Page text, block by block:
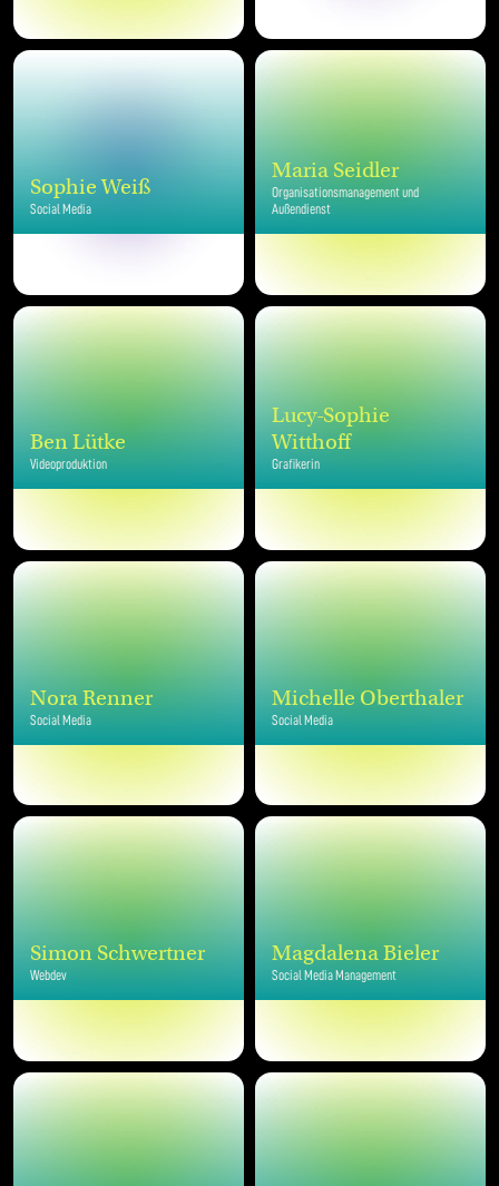
Sophie Weiß
Social Media
Maria Seidler
Organisationsmanagement und
Außendienst
Ben Lütke
Videoproduktion
Lucy-Sophie
Witthoff
Grafikerin
Nora Renner
Social Media
Michelle Oberthaler
Social Media
Simon Schwertner
Webdev
Magdalena Bieler
Social Media Management